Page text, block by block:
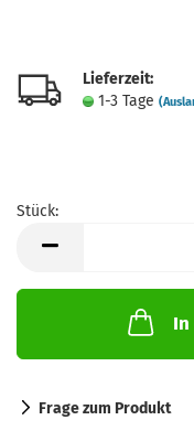
Lieferzeit:
1-3 Tage
Stück:
In
Frage zum Produkt